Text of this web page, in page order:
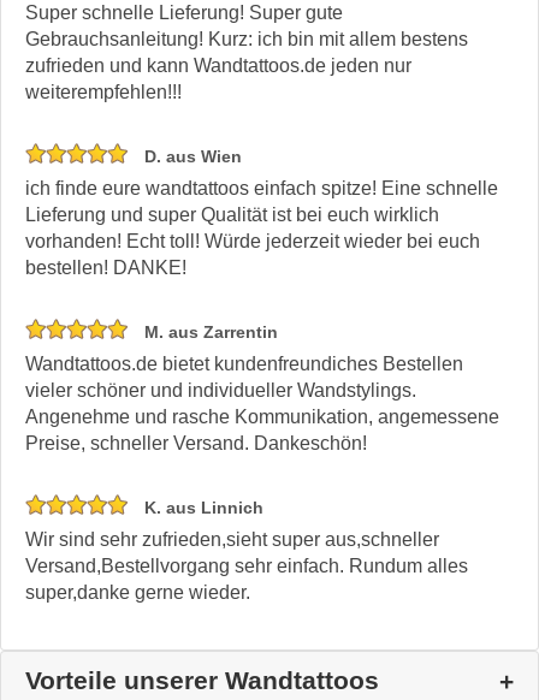
Super schnelle Lieferung! Super gute
Gebrauchsanleitung! Kurz: ich bin mit allem bestens
zufrieden und kann Wandtattoos.de jeden nur
weiterempfehlen!!!
D. aus Wien
ich finde eure wandtattoos einfach spitze! Eine schnelle
Lieferung und super Qualität ist bei euch wirklich
vorhanden! Echt toll! Würde jederzeit wieder bei euch
bestellen! DANKE!
M. aus Zarrentin
Wandtattoos.de bietet kundenfreundiches Bestellen
vieler schöner und individueller Wandstylings.
Angenehme und rasche Kommunikation, angemessene
Preise, schneller Versand. Dankeschön!
K. aus Linnich
Wir sind sehr zufrieden,sieht super aus,schneller
Versand,Bestellvorgang sehr einfach. Rundum alles
super,danke gerne wieder.
Vorteile unserer Wandtattoos